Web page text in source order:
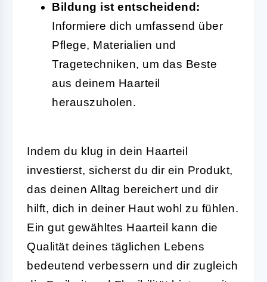
Bildung ist entscheidend:
Informiere dich umfassend über
Pflege, Materialien und
Tragetechniken, um das Beste
aus deinem Haarteil
herauszuholen.
Indem du klug in dein Haarteil
investierst, sicherst du dir ein Produkt,
das deinen Alltag bereichert und dir
hilft, dich in deiner Haut wohl zu fühlen.
Ein gut gewähltes Haarteil kann die
Qualität deines täglichen Lebens
bedeutend verbessern und dir zugleich